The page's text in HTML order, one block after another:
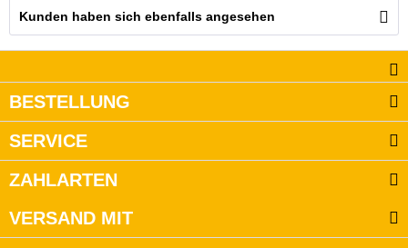
Kunden haben sich ebenfalls angesehen
BESTELLUNG
SERVICE
ZAHLARTEN
VERSAND MIT